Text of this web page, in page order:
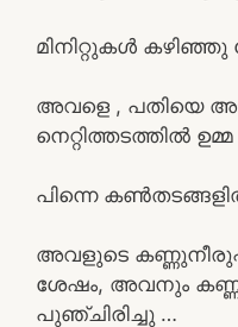
മിനിറ്റുകൾ
അവളെ , പതിയെ
നെറ്റിത്തടത്തിൽ
പിന്നെ
അവളുടെ
ശേഷം, അവനും
പുഞ്ചിരിച്ചു …